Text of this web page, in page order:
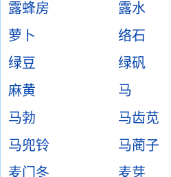
露蜂房
露水
萝卜
络石
绿豆
绿矾
麻黄
马
马勃
马齿苋
马兜铃
马蔺子
麦门冬
麦芽